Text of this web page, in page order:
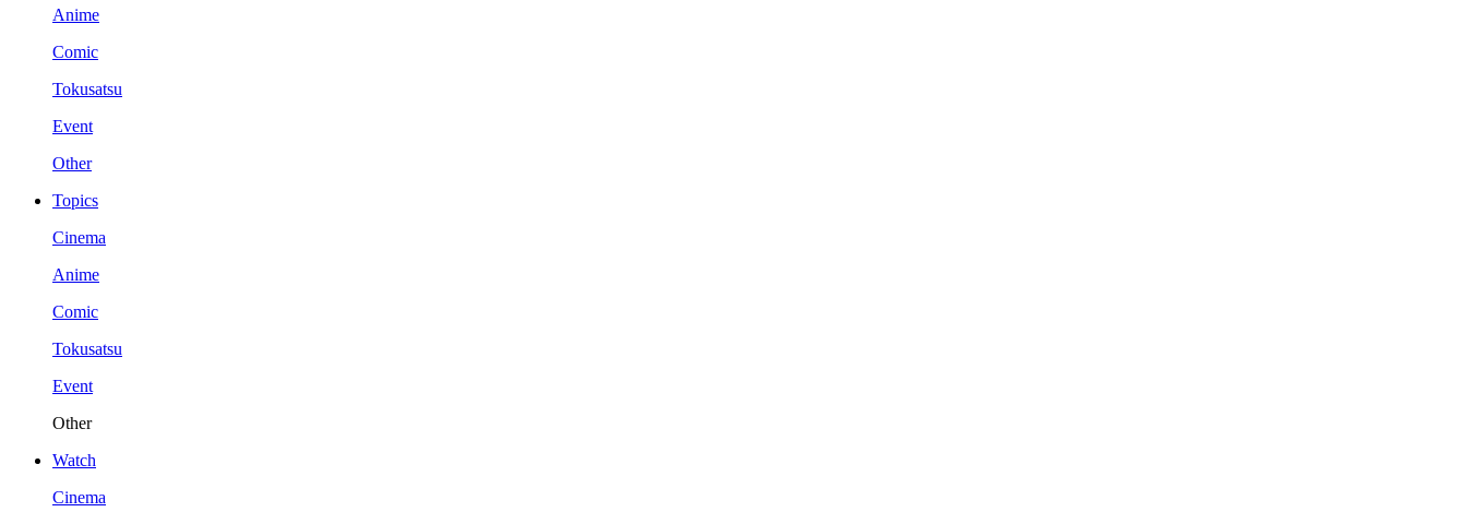
Anime
Comic
Tokusatsu
Event
Other
Topics
Cinema
Anime
Comic
Tokusatsu
Event
Other
Watch
Cinema